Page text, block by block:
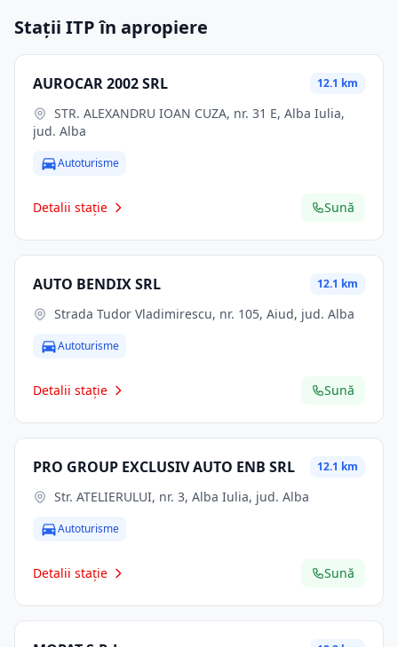
Stații ITP în apropiere
AUROCAR 2002 SRL 12.1 km
jud. Alba
Autoturisme
Detalii stație Sună
AUTO BENDIX SRL 12.1 km
Strada Tudor Vladimirescu, nr. 105, Aiud, jud. Alba
Autoturisme
Detalii stație Sună
PRO GROUP EXCLUSIV AUTO ENB SRL 12.1 km
Str. ATELIERULUI, nr. 3, Alba Iulia, jud. Alba
Autoturisme
Detalii stație Sună